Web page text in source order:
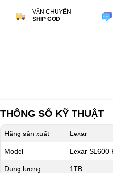
VẬN CHUYỂN
SHIP COD
THÔNG SỐ KỸ THUẬT
Hãng sản xuất Lexar
Model Lexar SL600
Dung lượng 1TB